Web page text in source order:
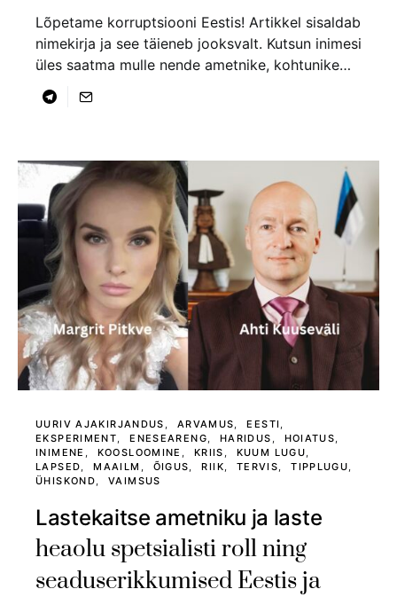
Lõpetame korruptsiooni Eestis! Artikkel sisaldab
nimekirja ja see täieneb jooksvalt. Kutsun inimesi
üles saatma mulle nende ametnike, kohtunike…
UURIV AJAKIRJANDUS ARVAMUS
EESTI
EKSPERIMENT
ENESEARENG HARIDUS
HOIATUS
INIMENE
KOOSLOOMINE KRIIS
KUUM LUGU
LAPSED
MAAILM ÕIGUS RIIK TERVIS
TIPPLUGU
ÜHISKOND
VAIMSUS
Lastekaitse ametniku ja laste
heaolu spetsialisti roll ning
seaduserikkumised Eestis ja